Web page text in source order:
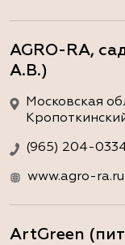
AGRO-RA,
А.В.)
Московская
(965) 204-
www.agro-ra.ru
ArtGreen